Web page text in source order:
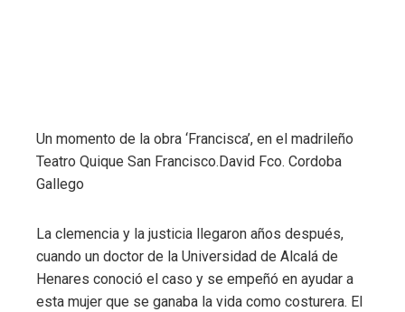
Un momento de la obra ‘Francisca’, en el madrileño
Teatro Quique San Francisco. David Fco. Cordoba
Gallego
La clemencia y la justicia llegaron años después,
cuando un doctor de la Universidad de Alcalá de
Henares conoció el caso y se empeñó en ayudar a
esta mujer que se ganaba la vida como costurera. El